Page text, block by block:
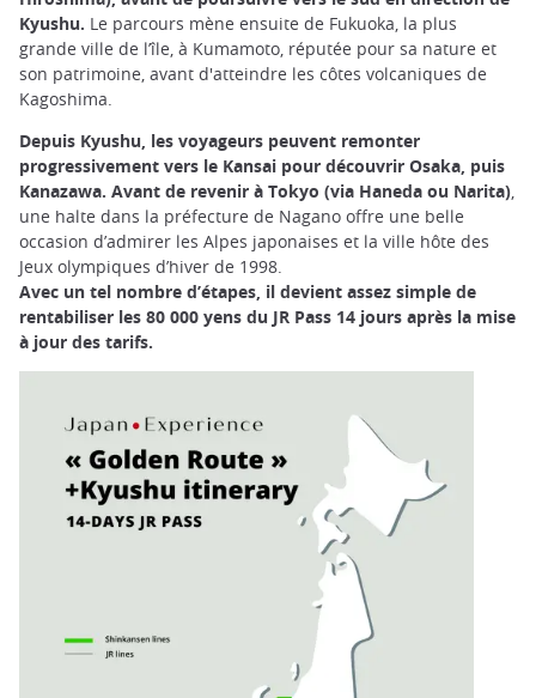
Kyushu. Le parcours mène ensuite de Fukuoka, la plus
grande ville de l’île, à Kumamoto, réputée pour sa nature et
son patrimoine, avant d'atteindre les côtes volcaniques de
Kagoshima.
Depuis Kyushu, les voyageurs peuvent remonter
progressivement vers le Kansai pour découvrir Osaka, puis
Kanazawa. Avant de revenir à Tokyo (via Haneda ou Narita),
une halte dans la préfecture de Nagano offre une belle
occasion d’admirer les Alpes japonaises et la ville hôte des
Jeux olympiques d’hiver de 1998.
Avec un tel nombre d’étapes, il devient assez simple de
rentabiliser les 80 000 yens du JR Pass 14 jours après la mise
à jour des tarifs.